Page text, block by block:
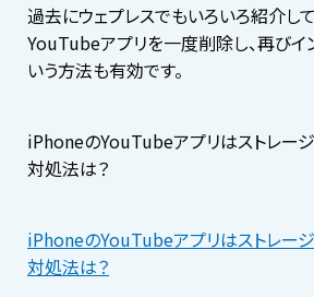
過去にウェプレスでもいろいろ紹介し
YouTubeアプリを一度削除し、再びイ
いう方法も有効です。
iPhoneのYouTubeアプリはストレー
対処法は？
iPhoneのYouTubeアプリはストレー
対処法は？